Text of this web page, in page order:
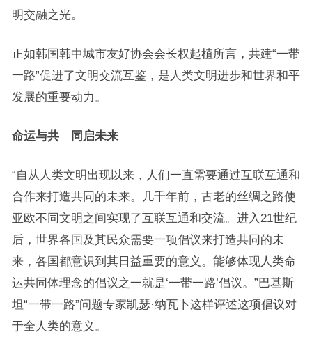
明交融之光。
正如韩国韩中城市友好协会会长权起植所言，共建“一带
一路”促进了文明交流互鉴，是人类文明进步和世界和平
发展的重要动力。
命运与共 同启未来
“自从人类文明出现以来，人们一直需要通过互联互通和
合作来打造共同的未来。几千年前，古老的丝绸之路使
亚欧不同文明之间实现了互联互通和交流。进入21世纪
后，世界各国及其民众需要一项倡议来打造共同的未
来，各国都意识到其日益重要的意义。能够体现人类命
运共同体理念的倡议之一就是‘一带一路’倡议。”巴基斯
坦“一带一路”问题专家凯瑟·纳瓦卜这样评述这项倡议对
于全人类的意义。